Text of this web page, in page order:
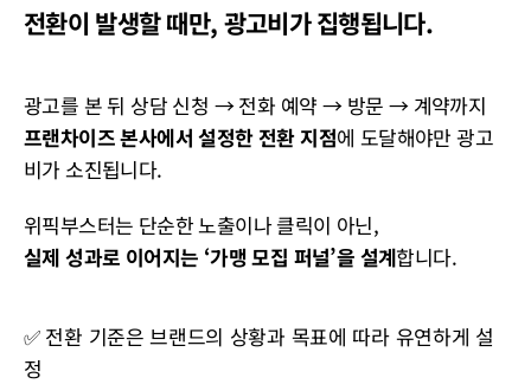
전환이 발생할 때만, 광고비가 집행됩니다.
광고를 본 뒤 상담 신청 → 전화 예약 → 방문 → 계약까지
프랜차이즈 본사에서 설정한 전환 지점에 도달해야만 광고
비가 소진됩니다.
위픽부스터는 단순한 노출이나 클릭이 아닌,
실제 성과로 이어지는 ‘가맹 모집 퍼널’을 설계합니다.
✅ 전환 기준은 브랜드의 상황과 목표에 따라 유연하게 설
정